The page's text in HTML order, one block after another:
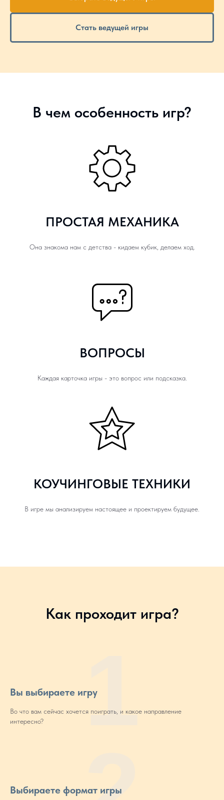
Стать ведущей игры
В чем особенность игр?
ПРОСТАЯ МЕХАНИКА
Она знакома нам с детства - кидаем кубик, делаем ход.
ВОПРОСЫ
Каждая карточка игры - это вопрос или подсказка.
КОУЧИНГОВЫЕ ТЕХНИКИ
В игре мы анализируем настоящее и проектируем будущее.
Как проходит игра?
Вы выбираете игру
Во что вам сейчас хочется поиграть, и какое направление
интересно?
1
Выбираете формат игры